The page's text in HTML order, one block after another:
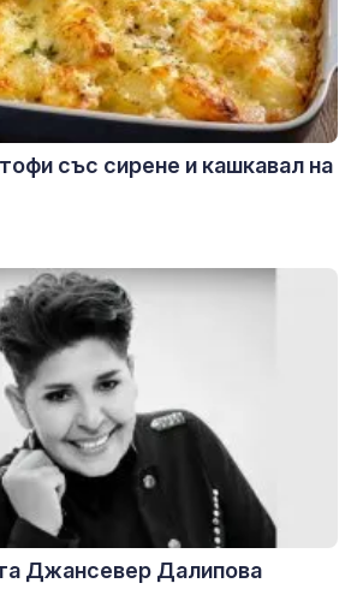
със сирене и кашкавал на
Джансевер Далипова